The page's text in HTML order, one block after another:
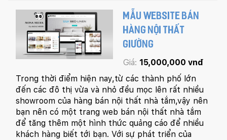
MẪU WEBSITE BÁN
HÀNG NỘI THẤT
GIƯỜNG
Giá: 15,000,000 vnđ
Trong thời điểm hiện nay,từ các thành phố lớn
đến các đô thị vừa và nhỏ đều mọc lên rất nhiều
showroom của hàng bán nội thất nhà tắm,vậy nên
bạn nên có một trang web bán nội thất nhà tắm
để tăng thêm một hình thức quảng cáo để nhiều
khách hàng biết tới bạn. Với sự phát triển của